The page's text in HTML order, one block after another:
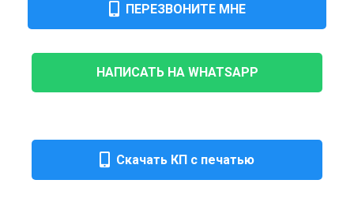
ПЕРЕЗВОНИТЕ МНЕ
НАПИСАТЬ НА WHATSAPP
Скачать КП с печатью